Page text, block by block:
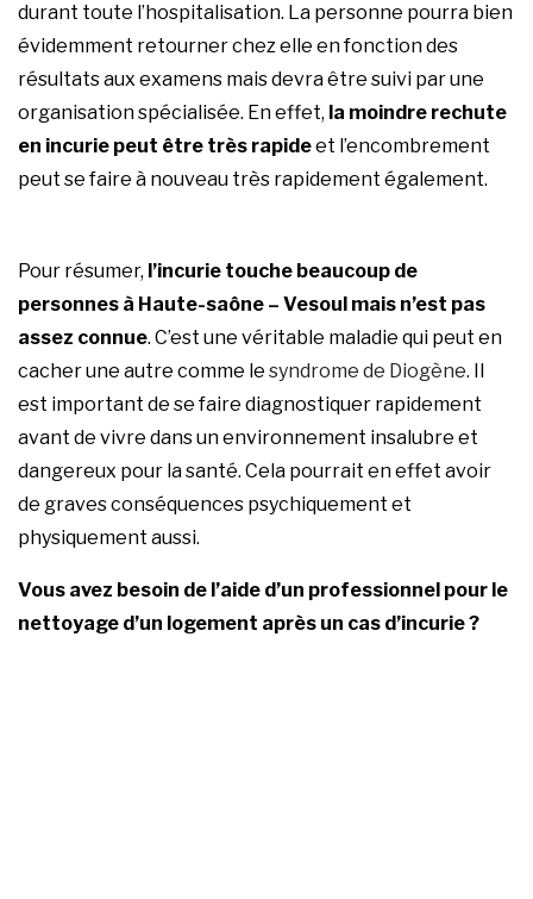
durant toute l’hospitalisation. La personne pourra bien
évidemment retourner chez elle en fonction des
résultats aux examens mais devra être suivi par une
organisation spécialisée. En effet, la moindre rechute
en incurie peut être très rapideet l’encombrement
peut se faire à nouveau très rapidement également.
Pour résumer, l’incurie touche beaucoup de
personnes à Haute-saône – Vesoul mais n’est pas
assez connue. C’est une véritable maladie qui peut en
cacher une autre comme le syndrome de Diogène. Il
est important de se faire diagnostiquer rapidement
avant de vivre dans un environnement insalubre et
dangereux pour la santé. Cela pourrait en effet avoir
de graves conséquences psychiquement et
physiquement aussi.
Vous avez besoin de l’aide d’un professionnel pour le
nettoyage d’un logement après un cas d’incurie ?